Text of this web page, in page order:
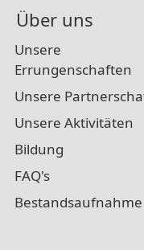
Über uns
Unsere
Errungenschaften
Unsere
Unsere Aktivitäten
Bildung
FAQ's
Bestandsaufnahme